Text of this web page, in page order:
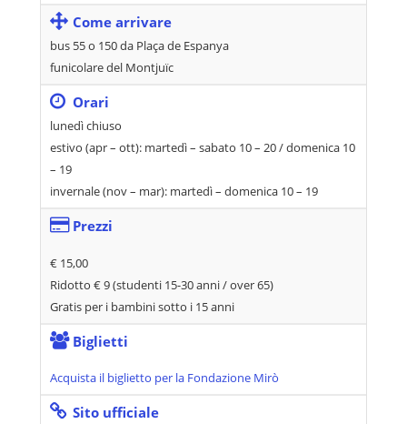
Come arrivare
bus 55 o 150 da Plaça de Espanya
funicolare del Montjuïc
Orari
lunedì chiuso
estivo (apr – ott): martedì – sabato 10 – 20 / domenica 10
– 19
invernale (nov – mar): martedì – domenica 10 – 19
Prezzi
€ 15,00
Ridotto € 9 (studenti 15-30 anni / over 65)
Gratis per i bambini sotto i 15 anni
Biglietti
Acquista il biglietto per la Fondazione Mirò
Sito ufficiale